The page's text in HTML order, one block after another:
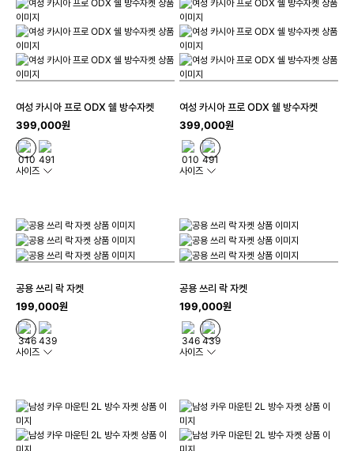
여성 카시아 프로 ODX 쉘 방수자켓
399,000원
사이즈
여성 카시아 프로 ODX 쉘 방수자켓
399,000원
사이즈
공용 쓰리 락 자켓
199,000원
사이즈
공용 쓰리 락 자켓
199,000원
사이즈